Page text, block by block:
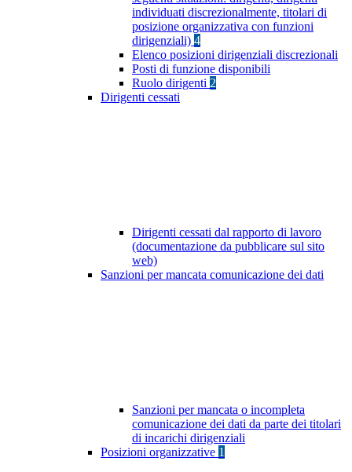
individuati discrezionalmente, titolari di
posizione organizzativa con funzioni
dirigenziali) 4
Elenco posizioni dirigenziali discrezionali
Posti di funzione disponibili
Ruolo dirigenti 2
Dirigenti cessati
Dirigenti cessati dal rapporto di lavoro
(documentazione da pubblicare sul sito
web)
Sanzioni per mancata comunicazione dei dati
Sanzioni per mancata o incompleta
comunicazione dei dati da parte dei titolari
di incarichi dirigenziali
Posizioni organizzative 1